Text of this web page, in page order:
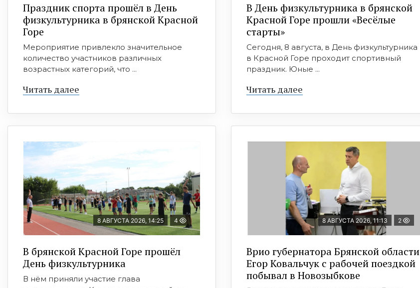
Праздник спорта прошёл в День
физкультурника в брянской Красной
Горе
Мероприятие привлекло значительное
количество участников различных
возрастных категорий, что ...
Читать далее
В День физкультурника в брянской
Красной Горе прошли «Весёлые
старты»
Сегодня, 8 августа, в День физкультурника
в Красной Горе проходит спортивный
праздник. Юные ...
Читать далее
8 АВГУСТА 2026, 14:25 4
В брянской Красной Горе прошёл
День физкультурника
В нём приняли участие глава
8 АВГУСТА 2026, 11:13 2
Врио губернатора Брянской области
Егор Ковальчук с рабочей поездкой
побывал в Новозыбкове